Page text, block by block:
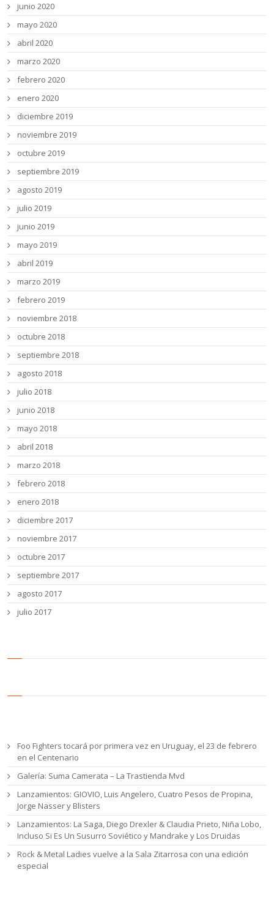
junio 2020
mayo 2020
abril 2020
marzo 2020
febrero 2020
enero 2020
diciembre 2019
noviembre 2019
octubre 2019
septiembre 2019
agosto 2019
julio 2019
junio 2019
mayo 2019
abril 2019
marzo 2019
febrero 2019
noviembre 2018
octubre 2018
septiembre 2018
agosto 2018
julio 2018
junio 2018
mayo 2018
abril 2018
marzo 2018
febrero 2018
enero 2018
diciembre 2017
noviembre 2017
octubre 2017
septiembre 2017
agosto 2017
julio 2017
Foo Fighters tocará por primera vez en Uruguay, el 23 de febrero
en el Centenario
Galería: Suma Camerata – La Trastienda Mvd
Lanzamientos: GIOVIO, Luis Angelero, Cuatro Pesos de Propina,
Jorge Nasser y Blisters
Lanzamientos: La Saga, Diego Drexler & Claudia Prieto, Niña Lobo,
Incluso Si Es Un Susurro Soviético y Mandrake y Los Druidas
Rock & Metal Ladies vuelve a la Sala Zitarrosa con una edición
especial